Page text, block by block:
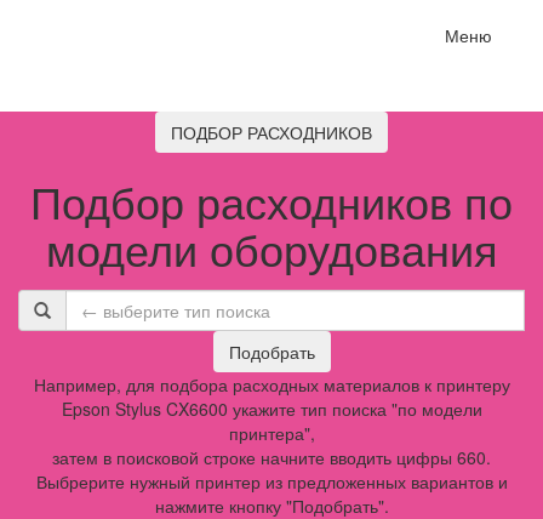
Меню
ПОДБОР РАСХОДНИКОВ
Подбор расходников по
модели оборудования
Подобрать
Например, для подбора расходных материалов к принтеру
Epson Stylus CX6600 укажите тип поиска "по модели
принтера",
затем в поисковой строке начните вводить цифры 660.
Выбрерите нужный принтер из предложенных вариантов и
нажмите кнопку "Подобрать".